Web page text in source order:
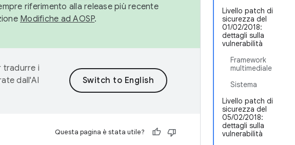
Livello patch di
sicurezza del
01/02/2018:
dettagli sulla
vulnerabilità
Framework
multimediale
Sistema
Livello patch di
sicurezza del
05/02/2018:
dettagli sulla
vulnerabilità
riferimento alla release più recente
Modifiche ad AOSP.
tradurre i
dall'AI
Questa pagina è stata utile?